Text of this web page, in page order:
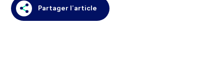
Partager l’article